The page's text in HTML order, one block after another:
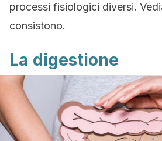
processi fisiologici diversi.
consistono.
La digestione